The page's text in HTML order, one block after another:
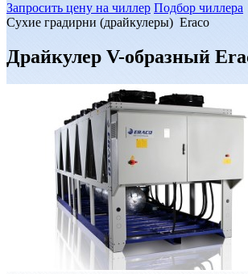
Запросить цену на чиллер Подбор чиллера
Сухие градирни (драйкулеры) Eraco
Драйкулер V-образный